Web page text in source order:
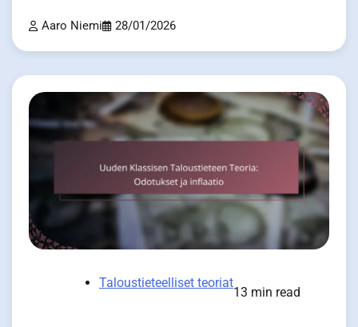
Aaro Niemi 28/01/2026
Taloustieteelliset teoriat
13 min read